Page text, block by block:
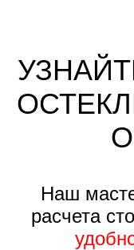
Наш
расчета